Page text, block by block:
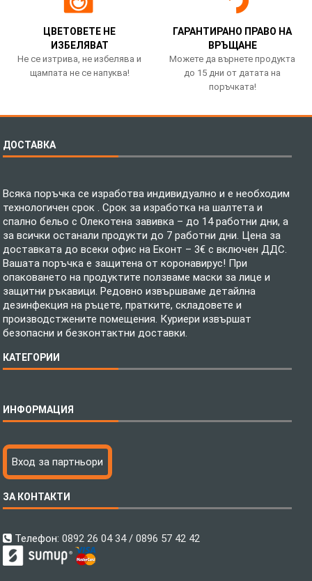
ЦВЕТОВЕТЕ НЕ
ИЗБЕЛЯВАТ
Не се изтрива, не избелява и
щампата не се напуква!
ГАРАНТИРАНО ПРАВО НА
ВРЪЩАНЕ
Можете да върнете продукта
до 15 дни от датата на
поръчката!
ДОСТАВКА
Всяка поръчка се изработва индивидуално и е необходим
технологичен срок . Срок за изработка на шалтета и
спално бельо с Олекотена завивка – до 14 работни дни, а
за всички останали продукти до 7 работни дни. Цена за
доставката до всеки офис на Еконт – 3€ с включен ДДС.
Вашата поръчка е защитена от коронавирус! При
опаковането на продуктите ползваме маски за лице и
защитни ръкавици. Редовно извършваме детайлна
дезинфекция на ръцете, пратките, складовете и
производстжените помещения. Куриери извършат
безопасни и безконтактни доставки.
КАТЕГОРИИ
Бебешки спални комплекти
Тениски с пълноцветен печат
Хавлиени кърпи
Пончо за водни спортове
Микрофибърни Велурени Кърпи
Детски пончота
Тениски
ИНФОРМАЦИЯ
Технология на печатане
Файлове за печат
Как да поръчам?
С какво сме различни?
Контакти
Общи Условия
Вход за партньори
ЗА КОНТАКТИ
Телефон:0892 26 04 34 / 0896 57 42 42